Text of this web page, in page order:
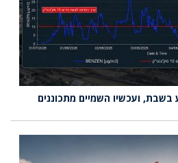
בשבת, ועכשיו השמיים מתכוננים